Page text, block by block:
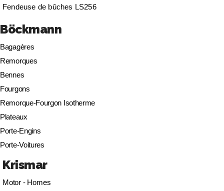
Fendeuse de bûches LS256
Böckmann
Bagagères
Remorques
Bennes
Fourgons
Remorque-Fourgon Isotherme
Plateaux
Porte-Engins
Porte-Voitures
Krismar
Motor - Homes